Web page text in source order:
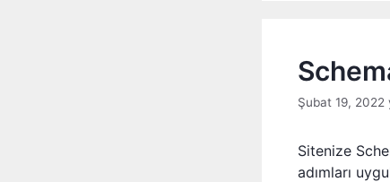
Şubat 19, 2022
Sitenize
adımları